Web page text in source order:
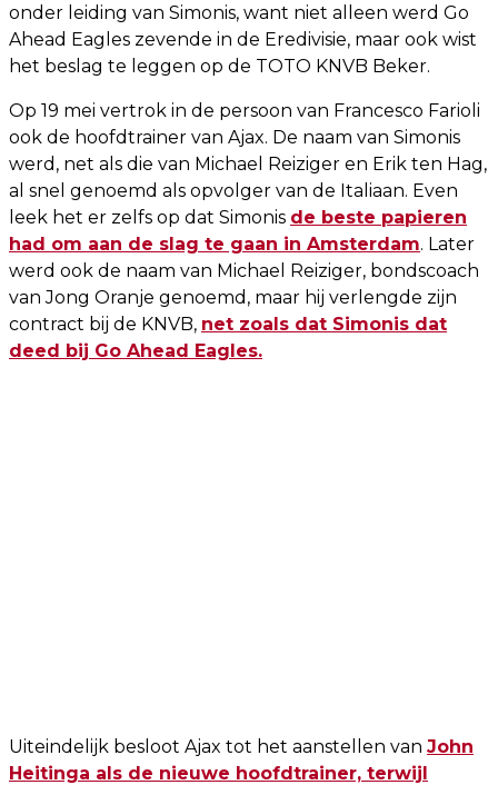
onder leiding van Simonis, want niet alleen werd Go
Ahead Eagles zevende in de Eredivisie, maar ook wist
het beslag te leggen op de TOTO KNVB Beker.
Op 19 mei vertrok in de persoon van Francesco Farioli
ook de hoofdtrainer van Ajax. De naam van Simonis
werd, net als die van Michael Reiziger en Erik ten Hag,
al snel genoemd als opvolger van de Italiaan. Even
leek het er zelfs op dat Simonis de beste papieren
had om aan de slag te gaan in Amsterdam. Later
werd ook de naam van Michael Reiziger, bondscoach
van Jong Oranje genoemd, maar hij verlengde zijn
contract bij de KNVB, net zoals dat Simonis dat
deed bij Go Ahead Eagles.
Uiteindelijk besloot Ajax tot het aanstellen van John
Heitinga als de nieuwe hoofdtrainer, terwijl